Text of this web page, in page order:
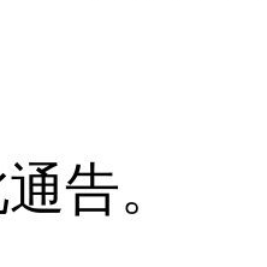
告。